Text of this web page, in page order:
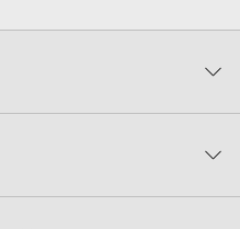
0%
PLAYERではお使いい
：
FAT32でフォーマットされた